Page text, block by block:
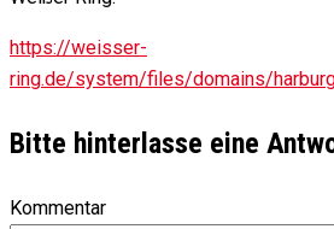
https://weisser-
ring.de/system/files/domains/
Bitte hinterlasse eine
Kommentar